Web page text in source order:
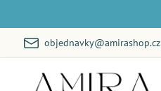
objednavky@amirashop.cz